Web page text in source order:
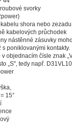
svorky
shora nebo zezadu
kabelových průchodek
nástěnné zásuvky
s poniklovanými kontakty.
v objednacím čísle znak
„S", tedy např. D31VL10.
15°
Aby
Záleží nám na
stránkách
reklamy na
a nemuseli se
poskytovali